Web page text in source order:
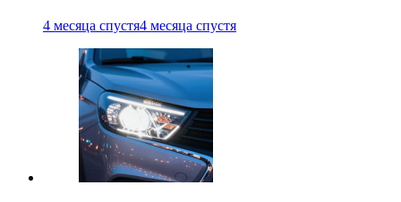
4 месяца спустя4 месяца спустя